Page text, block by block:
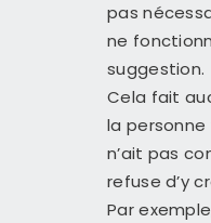
pas
ne
suggestion.
Cela fait
la
n’ait pas
refuse d’y
Par